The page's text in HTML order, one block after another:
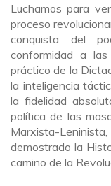
Luchamos para
proceso
conquista del
conformidad a
práctico de la
la inteligencia
la fidelidad
política de las
Marxista-
demostrado la
camino de la